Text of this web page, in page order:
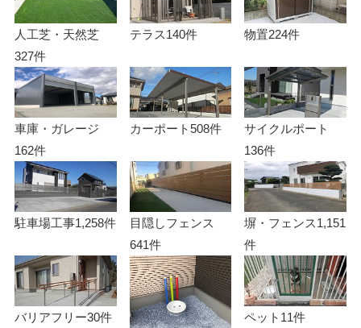
人工芝・天然芝
327件
テラス140件 物置224件
車庫・ガレージ
162件
カーポート508件
サイクルポート
136件
駐車場工事1,258件
目隠しフェンス
641件
塀・フェンス1,151
件
バリアフリー30件
ペット 11件